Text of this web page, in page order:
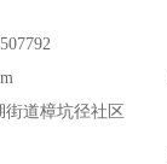
道樟坑径社区